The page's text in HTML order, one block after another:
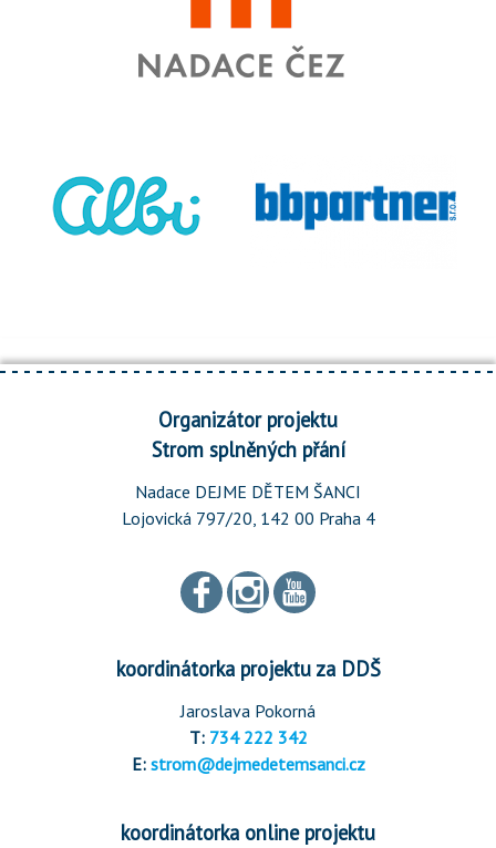
Organizátor projektu
Strom splněných přání
Nadace DEJME DĚTEM ŠANCI
Lojovická 797/20, 142 00 Praha 4
koordinátorka projektu za DDŠ
Jaroslava Pokorná
T: 734 222 342
E: strom@dejmedetemsanci.cz
koordinátorka online projektu